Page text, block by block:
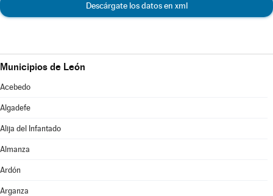
Descárgate los datos en xml
Municipios de León
Acebedo
Algadefe
Alija del Infantado
Almanza
Ardón
Arganza